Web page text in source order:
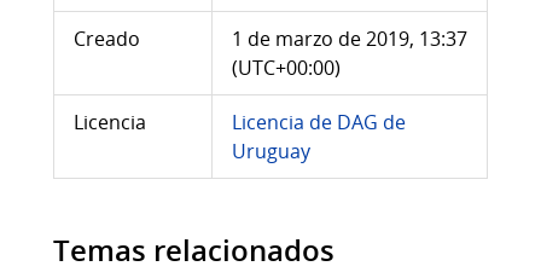
Creado
1 de marzo de 2019, 13:37
(UTC+00:00)
Licencia
Licencia de DAG de
Uruguay
Temas relacionados